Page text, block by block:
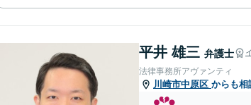
平井 雄三 弁護士
法律事務所アヴァンティ
川崎市中原区 からも相